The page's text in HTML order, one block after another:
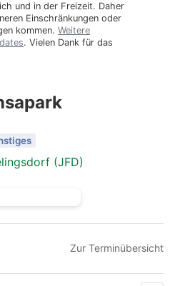
und in der Freizeit. Daher
Einschränkungen oder
kommen. Weitere
. Vielen Dank für das
(JFD)
Zur Terminübersicht